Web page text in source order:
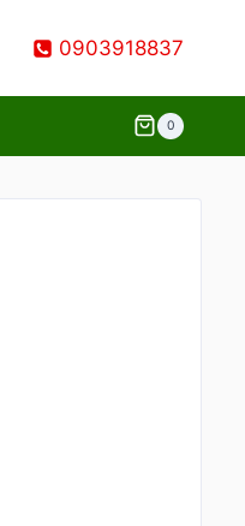
0903918837
0